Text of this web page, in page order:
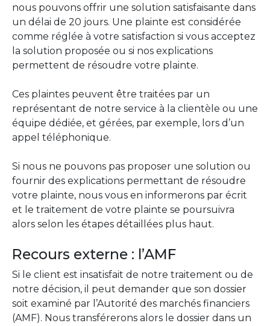
nous pouvons offrir une solution satisfaisante dans
un délai de 20 jours. Une plainte est considérée
comme réglée à votre satisfaction si vous acceptez
la solution proposée ou si nos explications
permettent de résoudre votre plainte.
Ces plaintes peuvent être traitées par un
représentant de notre service à la clientèle ou une
équipe dédiée, et gérées, par exemple, lors d’un
appel téléphonique.
Si nous ne pouvons pas proposer une solution ou
fournir des explications permettant de résoudre
votre plainte, nous vous en informerons par écrit
et le traitement de votre plainte se poursuivra
alors selon les étapes détaillées plus haut.
Recours externe : l’AMF
Si le client est insatisfait de notre traitement ou de
notre décision, il peut demander que son dossier
soit examiné par l’Autorité des marchés financiers
(AMF). Nous transférerons alors le dossier dans un